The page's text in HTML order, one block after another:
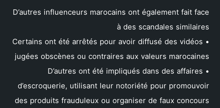
D’autres influenceurs marocains ont également fait face
à des scandales similaires
• Certains ont été arrêtés pour avoir diffusé des vidéos
jugées obscènes ou contraires aux valeurs marocaines
• D’autres ont été impliqués dans des affaires
d’escroquerie, utilisant leur notoriété pour promouvoir
des produits frauduleux ou organiser de faux concours